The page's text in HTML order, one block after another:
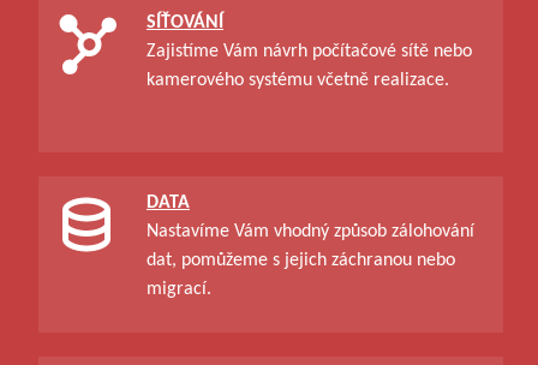
SÍŤOVÁNÍ
Zajistíme Vám návrh počítačové sítě nebo
kamerového systému včetně realizace.
DATA
Nastavíme Vám vhodný způsob zálohování
dat, pomůžeme s jejich záchranou nebo
migrací.